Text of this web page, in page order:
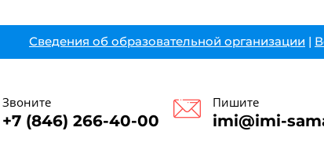
Сведения об образовательной организации |
Звоните
+7 (846) 266-40-00
Пишите
imi@imi-